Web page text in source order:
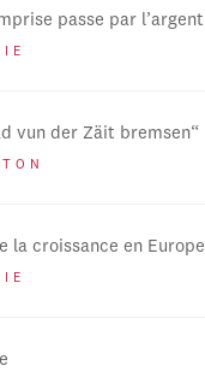
passe par l’argent
vun der Zäit bremsen“
la croissance en Europe